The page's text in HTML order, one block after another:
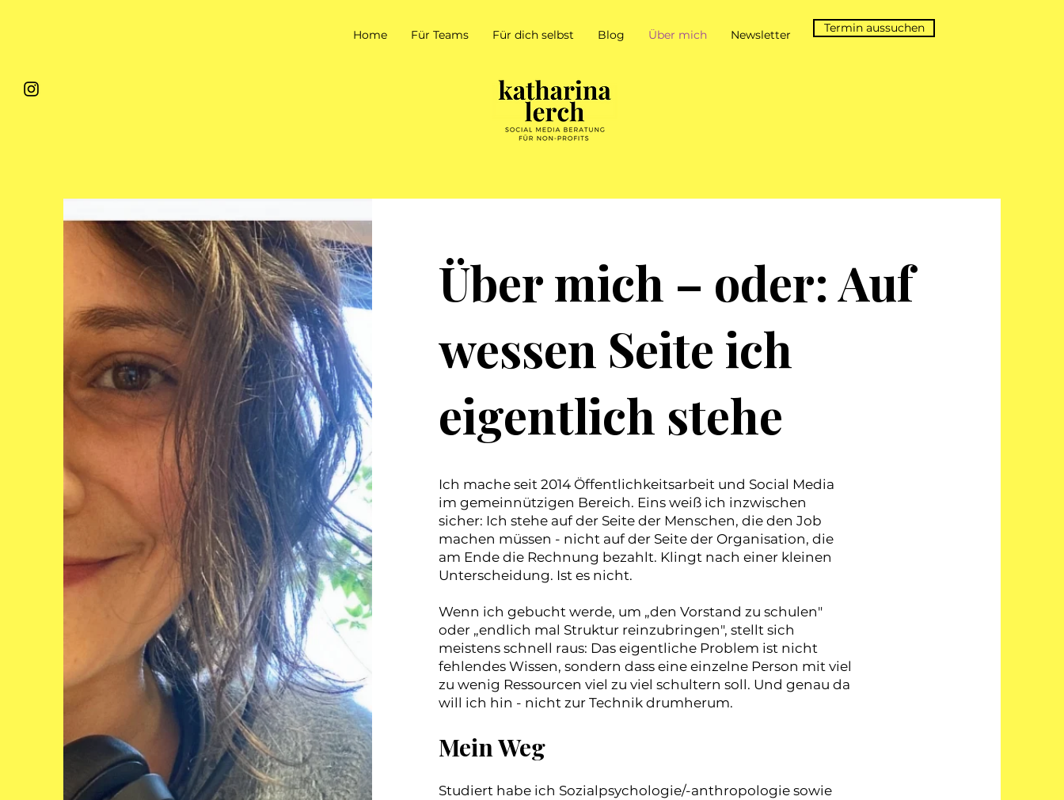
Home Für Teams Für dich selbst Blog Über mich Newsletter Termin aussuchen
Über mich – oder: Auf
wessen Seite ich
eigentlich stehe
Ich mache seit 2014 Öffentlichkeitsarbeit und Social Media
im gemeinnützigen Bereich. Eins weiß ich inzwischen
sicher: Ich stehe auf der Seite der Menschen, die den Job
machen müssen - nicht auf der Seite der Organisation, die
am Ende die Rechnung bezahlt. Klingt nach einer kleinen
Unterscheidung. Ist es nicht.
Wenn ich gebucht werde, um „den Vorstand zu schulen"
oder „endlich mal Struktur reinzubringen", stellt sich
meistens schnell raus: Das eigentliche Problem ist nicht
fehlendes Wissen, sondern dass eine einzelne Person mit viel
zu wenig Ressourcen viel zu viel schultern soll. Und genau da
will ich hin - nicht zur Technik drumherum.
Mein Weg
Studiert habe ich Sozialpsychologie/-anthropologie sowie